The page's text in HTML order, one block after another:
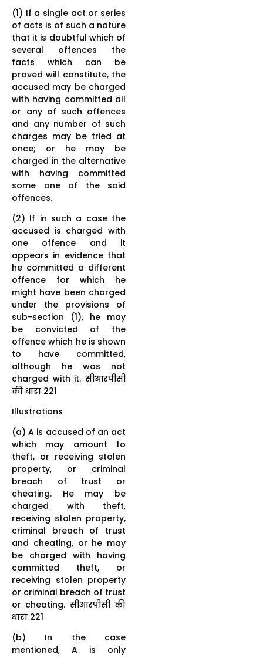
(1) If a single act or series
of acts is of such a nature
that it is doubtful which of
several offences the
facts which can be
proved will constitute, the
accused may be charged
with having committed all
or any of such offences
and any number of such
charges may be tried at
once; or he may be
charged in the alternative
with having committed
some one of the said
offences.
(2) If in such a case the
accused is charged with
one offence and it
appears in evidence that
he committed a different
offence for which he
might have been charged
under the provisions of
sub-section (1), he may
be convicted of the
offence which he is shown
to have committed,
although he was not
charged with it. सीआरपीसी
की धारा 221
Illustrations
(a) A is accused of an act
which may amount to
theft, or receiving stolen
property, or criminal
breach of trust or
cheating. He may be
charged with theft,
receiving stolen property,
criminal breach of trust
and cheating, or he may
be charged with having
committed theft, or
receiving stolen property
or criminal breach of trust
or cheating. सीआरपीसी की
धारा 221
(b) In the case
mentioned, A is only